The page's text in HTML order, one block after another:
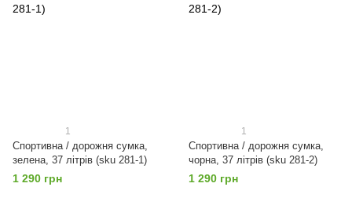
1
Спортивна / дорожня сумка,
зелена, 37 літрів (sku 281-1)
1 290 грн
1
Спортивна / дорожня сумка,
чорна, 37 літрів (sku 281-2)
1 290 грн